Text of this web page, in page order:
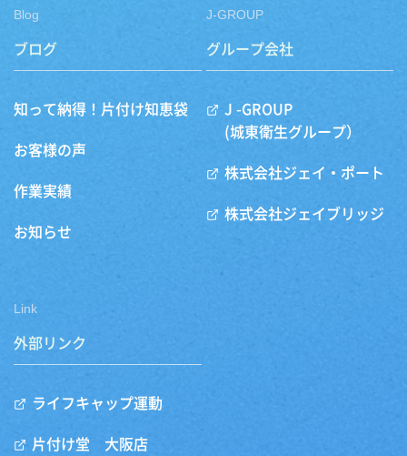
Blog
ブログ
知って納得！片付け知恵袋
お客様の声
作業実績
お知らせ
J-GROUP
グループ会社
J -GROUP
(城東衛生グループ）
株式会社ジェイ・ポート
株式会社ジェイブリッジ
Link
外部リンク
ライフキャップ運動
片付け堂 大阪店